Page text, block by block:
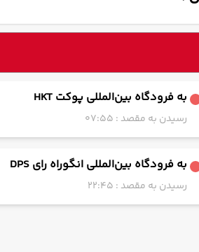
به فرودگاه بین‌المللی پوکت HKT
رسیدن به مقصد : 07:55
به فرودگاه بین‌المللی انگوراه رای DPS
رسیدن به مقصد : 22:45